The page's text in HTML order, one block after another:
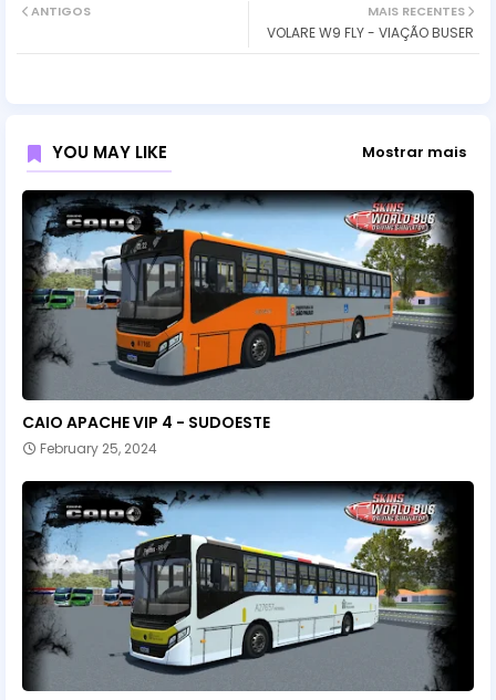
MAIS RECENTES
VOLARE W9 FLY - VIAÇÃO BUSER
ANTIGOS
YOU MAY LIKE Mostrar mais
CAIO APACHE VIP 4 - SUDOESTE
February 25, 2024